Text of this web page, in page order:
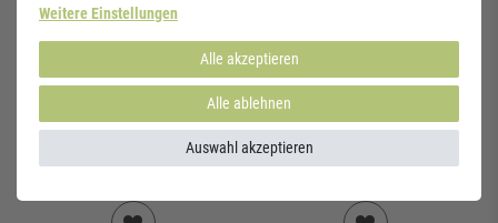
Weitere Einstellungen
Alle akzeptieren
Alle ablehnen
Auswahl akzeptieren